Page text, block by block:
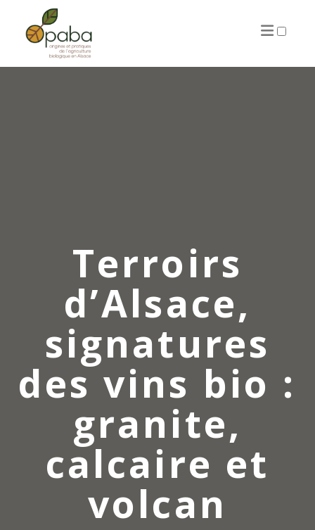
Terroirs
d’Alsace,
signatures
des vins bio :
granite,
calcaire et
volcan